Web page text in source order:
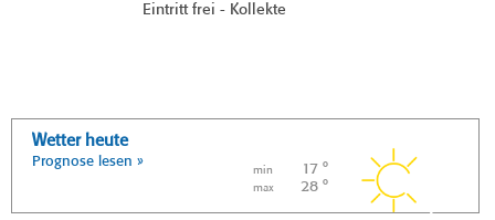
Eintritt frei - Kollekte
Wetter heute
Prognose lesen »
min 17 °
max 28 °